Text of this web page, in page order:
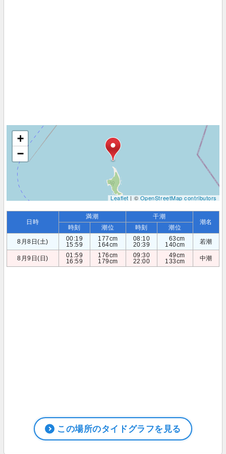
+
−
Leaflet| ©OpenStreetMap contributors
日時
満潮 干潮
潮名
時刻 潮位 時刻
潮位
8月8日(土)
00:19
15:59
177cm
164cm
08:10
20:39
63cm
140cm
若潮
8月9日(日)
01:59
16:59
176cm
179cm
09:30
22:00
49cm
133cm
中潮
この場所のタイドグラフを見る